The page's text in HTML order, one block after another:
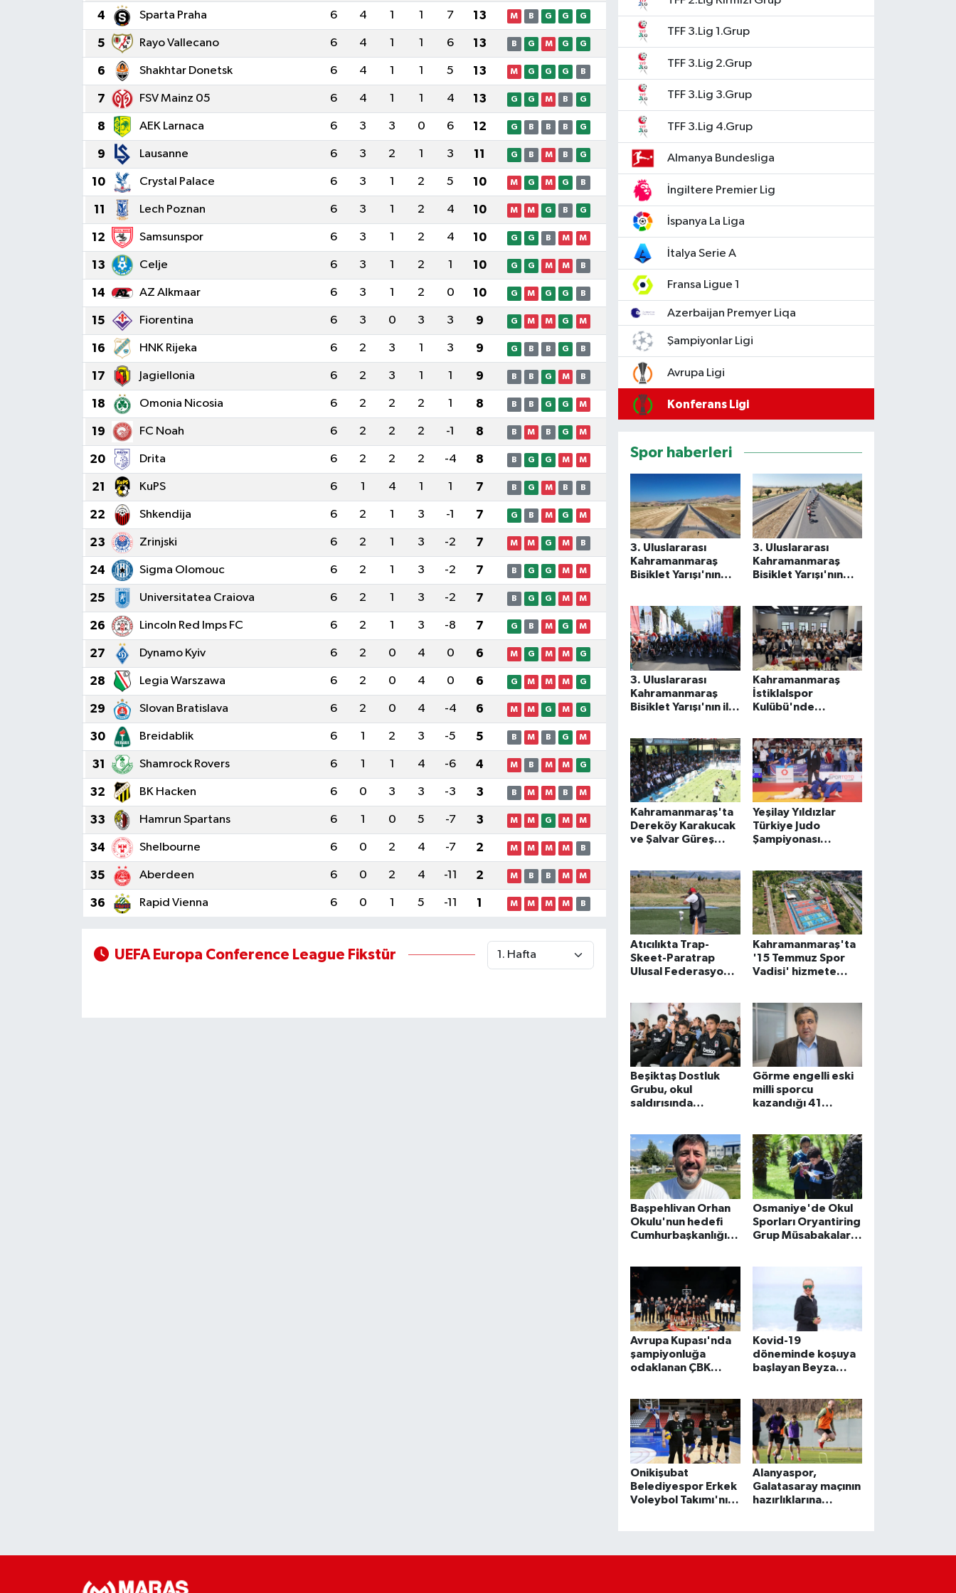
4 Sparta Praha 6 4 1 1 7 13 M B G G G
5 Rayo Vallecano 6 4 1 1 6 13 B G M G G
6 Shakhtar Donetsk 6 4 1 1 5 13 M G G G B
7 FSV Mainz 05 6 4 1 1 4 13 G G M B G
8 AEK Larnaca 6 3 3 0 6 12 G B B B G
9 Lausanne 6 3 2 1 3 11 G B M B G
10 Crystal Palace 6 3 1 2 5 10 M G M G B
11 Lech Poznan 6 3 1 2 4 10 M M G B G
12 Samsunspor 6 3 1 2 4 10 G G B M M
13 Celje 6 3 1 2 1 10 G G M M B
14 AZ Alkmaar 6 3 1 2 0 10 G M G G B
15 Fiorentina 6 3 0 3 3 9 G M M G M
16 HNK Rijeka 6 2 3 1 3 9 G B B G B
17 Jagiellonia 6 2 3 1 1 9 B B G M B
18 Omonia Nicosia 6 2 2 2 1 8 B B G G M
19 FC Noah 6 2 2 2 -1 8 B M B G M
20 Drita 6 2 2 2 -4 8 B G G M M
21 KuPS 6 1 4 1 1 7 B G M B B
22 Shkendija 6 2 1 3 -1 7 G B M G M
23 Zrinjski 6 2 1 3 -2 7 M M G M B
24 Sigma Olomouc 6 2 1 3 -2 7 B G G M M
25 Universitatea Craiova 6 2 1 3 -2 7 B G G M M
26 Lincoln Red Imps FC 6 2 1 3 -8 7 G B M G M
27 Dynamo Kyiv 6 2 0 4 0 6 M G M M G
28 Legia Warszawa 6 2 0 4 0 6 G M M M G
29 Slovan Bratislava 6 2 0 4 -4 6 M M G M G
30 Breidablik 6 1 2 3 -5 5 B M B G M
31 Shamrock Rovers 6 1 1 4 -6 4 M B M M G
32 BK Hacken 6 0 3 3 -3 3 B M M B M
33 Hamrun Spartans 6 1 0 5 -7 3 M M G M M
34 Shelbourne 6 0 2 4 -7 2 M M M M B
35 Aberdeen 6 0 2 4 -11 2 M B B M M
36 Rapid Vienna 6 0 1 5 -11 1 M M M M B
UEFA Europa Conference League Fikstür
TFF 3.Lig 1.Grup
TFF 3.Lig 2.Grup
TFF 3.Lig 3.Grup
TFF 3.Lig 4.Grup
Almanya Bundesliga
İngiltere Premier Lig
İspanya La Liga
İtalya Serie A
Fransa Ligue 1
Azerbaijan Premyer Liqa
Şampiyonlar Ligi
Avrupa Ligi
Konferans Ligi
Spor haberleri
3. Uluslararası
Kahramanmaraş
Bisiklet Yarışı'nın
3. Uluslararası
Kahramanmaraş
Bisiklet Yarışı'nın
3. Uluslararası
Kahramanmaraş
Bisiklet Yarışı'nın ilk
Kahramanmaraş
İstiklalspor
Kulübü'nde
Kahramanmaraş'ta
Dereköy Karakucak
ve Şalvar Güreş
Yeşilay Yıldızlar
Türkiye Judo
Şampiyonası
Atıcılıkta Trap-
Skeet-Paratrap
Ulusal Federasyon
Kahramanmaraş'ta
'15 Temmuz Spor
Vadisi' hizmete
Beşiktaş Dostluk
Grubu, okul
saldırısında
hediye etti
Görme engelli eski
milli sporcu
kazandığı 41
oluyor
Başpehlivan Orhan
Okulu'nun hedefi
Cumhurbaşkanlığı
Osmaniye'de Okul
Sporları Oryantiring
Grup Müsabakaları
Avrupa Kupası'nda
şampiyonluğa
odaklanan ÇBK
peşinde
Kovid-19
döneminde koşuya
başlayan Beyza
Onikişubat
Belediyespor Erkek
Voleybol Takımı'nın
Alanyaspor,
Galatasaray maçının
hazırlıklarına
Kültür Sanat